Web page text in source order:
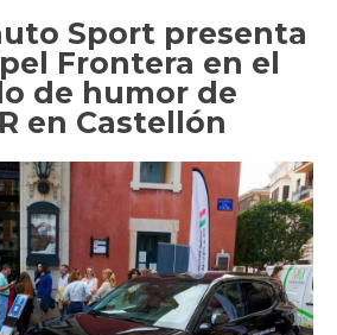
Sport presenta
Frontera en el
de humor de
en Castellón